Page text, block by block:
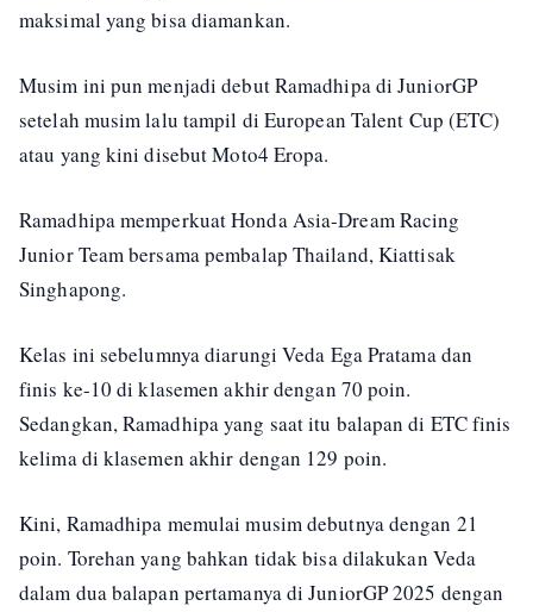
maksimal yang bisa diamankan.
Musim ini pun menjadi debut Ramadhipa di JuniorGP
setelah musim lalu tampil di European Talent Cup (ETC)
atau yang kini disebut Moto4 Eropa.
Ramadhipa memperkuat Honda Asia-Dream Racing
Junior Team bersama pembalap Thailand, Kiattisak
Singhapong.
Kelas ini sebelumnya diarungi Veda Ega Pratama dan
finis ke-10 di klasemen akhir dengan 70 poin.
Sedangkan, Ramadhipa yang saat itu balapan di ETC finis
kelima di klasemen akhir dengan 129 poin.
Kini, Ramadhipa memulai musim debutnya dengan 21
poin. Torehan yang bahkan tidak bisa dilakukan Veda
dalam dua balapan pertamanya di JuniorGP 2025 dengan